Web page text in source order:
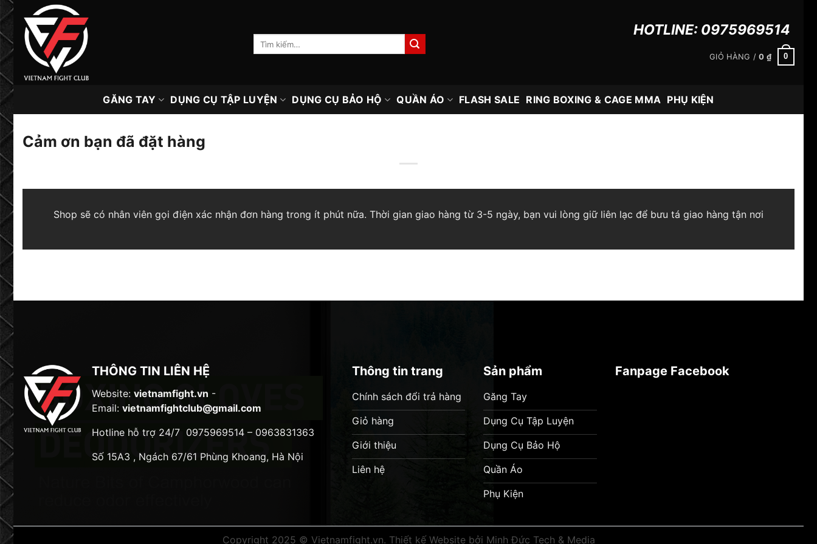
Skip
content
kiếm:
HOTLINE: 0975969514
GIỎ HÀNG /0 ₫ 0
GĂNG TAY DỤNG CỤ TẬP LUYỆN DỤNG CỤ BẢO HỘ QUẦN ÁO FLASH SALE RING BOXING & CAGE MMA PHỤ KIỆN
Cảm ơn bạn đã đặt hàng
Shop sẽ có nhân viên gọi điện xác nhận đơn hàng trong ít phút nữa. Thời gian giao hàng từ 3-5 ngày, bạn vui lòng giữ liên lạc để bưu tá giao hàng tận nơi
THÔNG TIN LIÊN HỆ
Website: vietnamfight.vn -
Email: vietnamfightclub@gmail.com
Hotline hỗ trợ 24/7 0975969514 – 0963831363
Số 15A3 , Ngách 67/61 Phùng Khoang, Hà Nội
Thông tin trang
Chính sách đổi trả hàng
Giỏ hàng
Giới thiệu
Liên hệ
Sản phẩm
Găng Tay
Dụng Cụ Tập Luyện
Dụng Cụ Bảo Hộ
Quần Áo
Phụ Kiện
Fanpage Facebook
Copyright 2025 © Vietnamfight.vn. Thiết kế Website bởi Minh Đức Tech & Media